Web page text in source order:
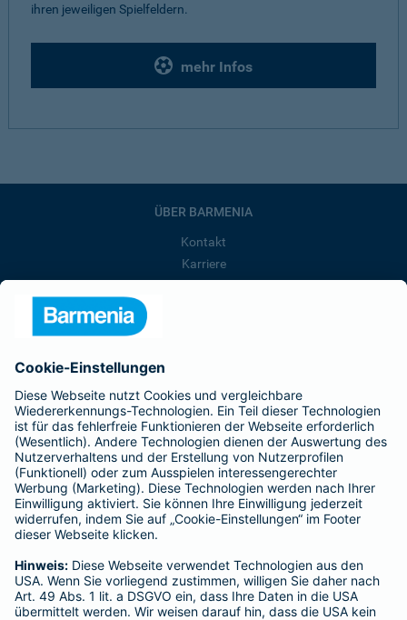
ihren jeweiligen Spielfeldern.
mehr Infos
ÜBER BARMENIA
Kontakt
Karriere
Barmenia ist Teil der BarmeniaGothaer
BELIEBTE SEITEN
Kranken-Zusatzversicherung
Tierversicherungen
Haftpflichtversicherung
Hausratversicherung
Adresse ändern
Schaden melden